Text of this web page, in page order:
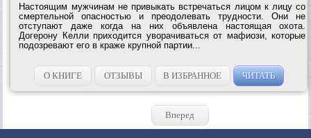
Настоящим мужчинам не привыкать встречаться лицом к лицу со
смертельной опасностью и преодолевать трудности. Они не
отступают даже когда на них объявлена настоящая охота.
Догерону Келли приходится уворачиваться от мафиози, которые
подозревают его в краже крупной партии...
О КНИГЕ ОТЗЫВЫ В ИЗБРАННОЕ ЧИТАТЬ
Вперед